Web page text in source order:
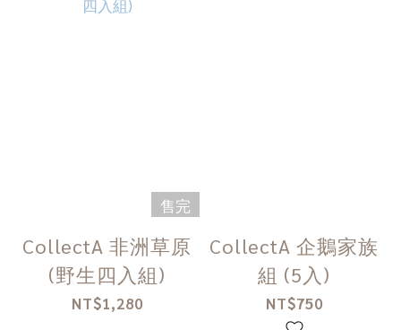
售完
CollectA 非洲草原
(野生四入組)
NT$1,280
CollectA 企鵝家族
組 (5入)
NT$750